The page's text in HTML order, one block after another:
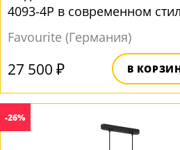
4093-4P в современном
Favourite (Германия)
27 500 ₽ В
-26%